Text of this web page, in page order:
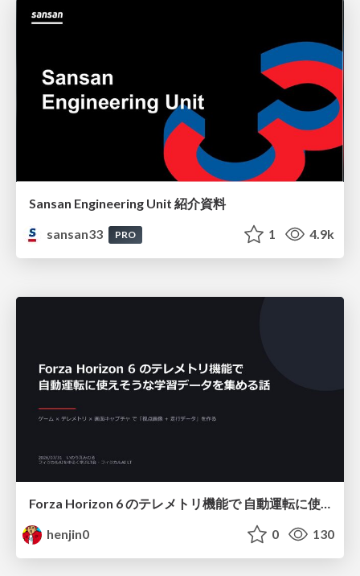
Sansan Engineering Unit 紹介資料
sansan33
PRO 1 4.9k
henjin0
0 130